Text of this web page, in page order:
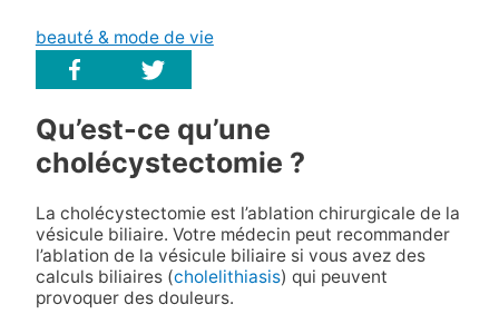
beauté & mode de vie
Qu’est-ce qu’une
cholécystectomie ?
La cholécystectomie est l’ablation chirurgicale de la
vésicule biliaire. Votre médecin peut recommander
l’ablation de la vésicule biliaire si vous avez des
calculs biliaires (cholelithiasis) qui peuvent
provoquer des douleurs.